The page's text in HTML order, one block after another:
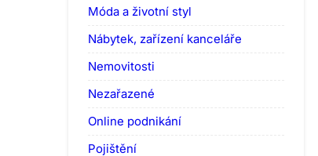
Móda a životní styl
Nábytek, zařízení kanceláře
Nemovitosti
Nezařazené
Online podnikání
Pojištění